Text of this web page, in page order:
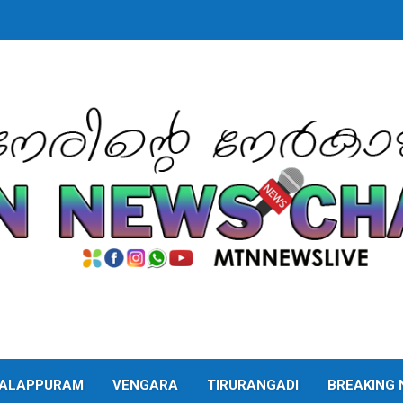
VENGARA TIRURANGADI BREAKING